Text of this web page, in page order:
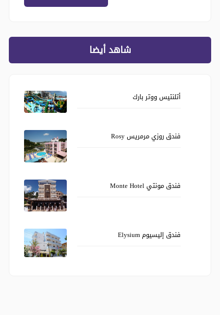
شاهد أيضا
أتلنتيس ووتر بارك
فندق روزي مرمريس Rosy
فندق مونتي Monte Hotel
فندق إليسيوم Elysium